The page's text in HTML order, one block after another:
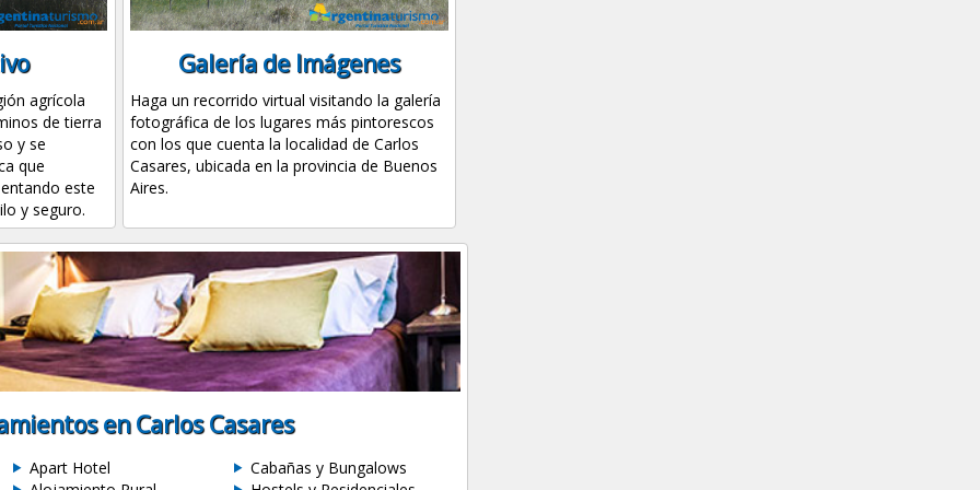
agrícola
de tierra
y se
que
este
y seguro.
Galería de Imágenes
Haga un recorrido virtual visitando la galería
fotográfica de los lugares más pintorescos
con los que cuenta la localidad de Carlos
Casares, ubicada en la provincia de Buenos
Aires.
en Carlos Casares
Apart Hotel
Cabañas y Bungalows